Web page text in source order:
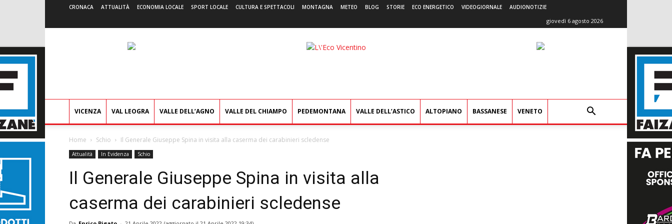
CRONACA ATTUALITÀ ECONOMIA LOCALE SPORT LOCALE CULTURA E SPETTACOLI MONTAGNA METEO BLOG STORIE ECO ENERGETICO VIDEOGIORNALE AUDIONOTIZIE
giovedì 6 agosto 2026
L'Eco
VICENZA VAL LEOGRA VALLE DELL’AGNO VALLE DEL CHIAMPO PEDEMONTANA VALLE DELL’ASTICO ALTOPIANO BASSANESE VENETO
Home Schio Il Generale Giuseppe Spina in visita alla caserma dei carabinieri scledense
Attualità In Evidenza Schio
Il Generale Giuseppe Spina in visita alla
caserma dei carabinieri scledense